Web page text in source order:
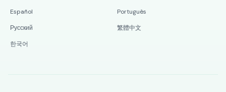
Español
Português
Русский
繁體中文
한국어